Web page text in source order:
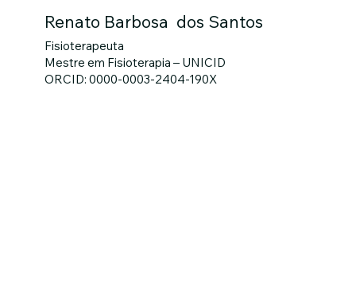
Fisioterapeuta
Mestre em Fisioterapia – UNICID
ORCID: 0000-0003-2404-190X
Renato Barbosa dos Santos